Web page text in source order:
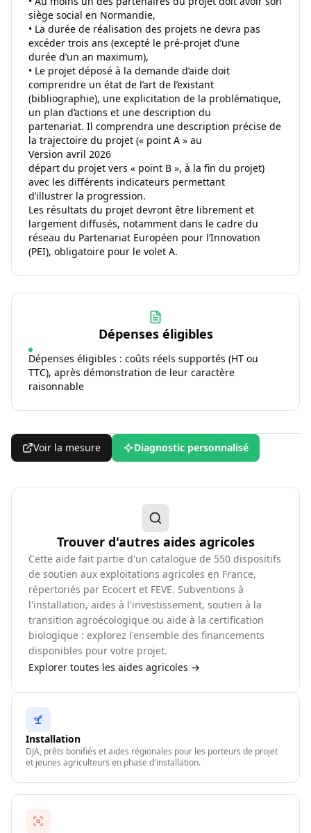
siège social en Normandie,
• La durée de réalisation des projets ne devra pas
excéder trois ans (excepté le pré-projet d’une
durée d’un an maximum),
• Le projet déposé à la demande d’aide doit
comprendre un état de l’art de l’existant
(bibliographie), une explicitation de la problématique,
un plan d’actions et une description du
partenariat. Il comprendra une description précise de
la trajectoire du projet (« point A » au
Version avril 2026
départ du projet vers « point B », à la fin du projet)
avec les différents indicateurs permettant
d’illustrer la progression.
Les résultats du projet devront être librement et
largement diffusés, notamment dans le cadre du
réseau du Partenariat Européen pour l’Innovation
(PEI), obligatoire pour le volet A.
Dépenses éligibles
Dépenses éligibles : coûts réels supportés (HT ou
TTC), après démonstration de leur caractère
raisonnable
Voir la mesure Diagnostic personnalisé
Trouver d'autres aides agricoles
Cette aide fait partie d'un catalogue de 550 dispositifs
de soutien aux exploitations agricoles en France,
répertoriés par Ecocert et FEVE. Subventions à
l'installation, aides à l'investissement, soutien à la
transition agroécologique ou aide à la certification
biologique : explorez l'ensemble des financements
disponibles pour votre projet.
Explorer toutes les aides agricoles →
Installation
DJA, prêts bonifiés et aides régionales pour les porteurs de projet
et jeunes agriculteurs en phase d'installation.